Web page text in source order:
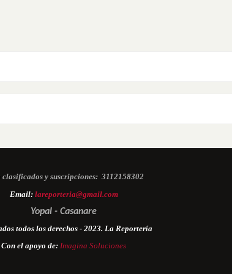
clasificados y suscripciones: 3112158302
Email: lareporteria@gmail.com
Yopal - Casanare
todos los derechos - 2023. La Reportería
Con el apoyo de: Imagina Soluciones